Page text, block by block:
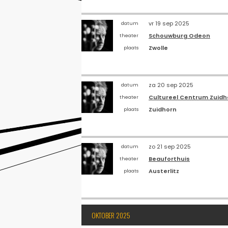
datum vr 19 sep 2025
theater Schouwburg Odeon
plaats Zwolle
datum za 20 sep 2025
theater Cultureel Centrum
plaats Zuidhorn
datum zo 21 sep 2025
theater Beauforthuis
plaats Austerlitz
OKTOBER 2025